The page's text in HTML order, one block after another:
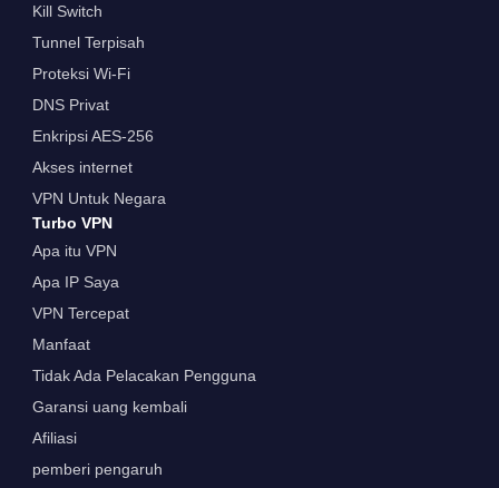
Kill Switch
Tunnel Terpisah
Proteksi Wi-Fi
DNS Privat
Enkripsi AES-256
Akses internet
VPN Untuk Negara
Turbo VPN
Apa itu VPN
Apa IP Saya
VPN Tercepat
Manfaat
Tidak Ada Pelacakan Pengguna
Garansi uang kembali
Afiliasi
pemberi pengaruh